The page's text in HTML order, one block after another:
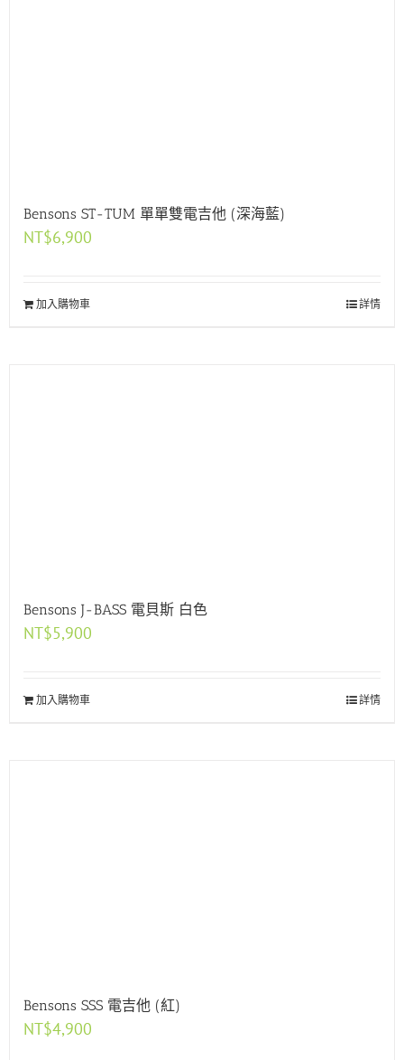
Bensons ST-TUM 單單雙電吉他 (深海藍)
NT$6,900
加入購物車 詳情
Bensons J-BASS 電貝斯 白色
NT$5,900
加入購物車 詳情
Bensons SSS 電吉他 (紅)
NT$4,900